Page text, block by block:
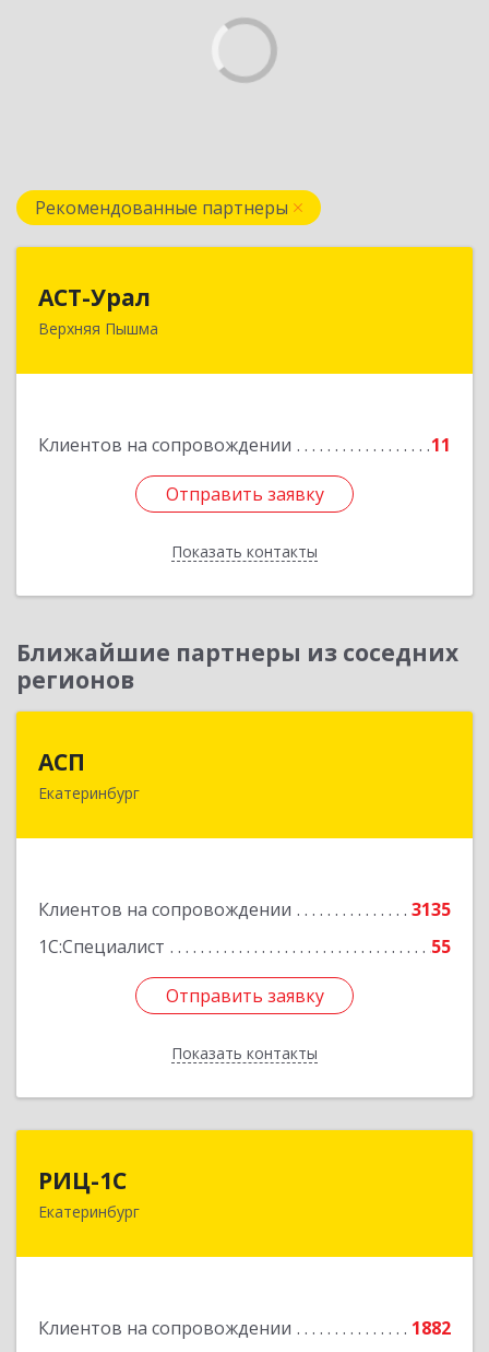
Рекомендованные партнеры
АСТ-Урал
Верхняя Пышма
Клиентов на сопровождении 11
Отправить заявку
Показать контакты
624090, Свердловская обл, Верхняя Пышма г,
Отправить заявку
Назад
Ближайшие партнеры из соседних
регионов
АСП
Екатеринбург
Клиентов на сопровождении
3135
1С:Специалист
55
Отправить заявку
Показать контакты
620075, Свердловская обл, Екатеринбург г,
Отправить заявку
Назад
РИЦ-1С
Екатеринбург
Клиентов на сопровождении
1882
620102, Свердловская обл, Екатеринбург г,